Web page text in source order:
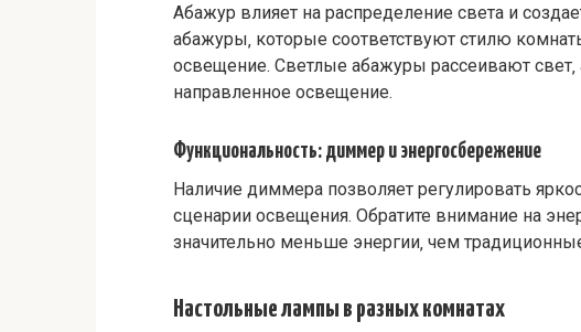
Абажур влияет на распределение света и
абажуры‚ которые соответствуют стилю
освещение. Светлые абажуры рассеивают
направленное освещение.
Функциональность: диммер и энергосбережение
Наличие диммера позволяет регулировать
сценарии освещения. Обратите внимание на
значительно меньше энергии‚ чем
Настольные лампы в разных комнатах